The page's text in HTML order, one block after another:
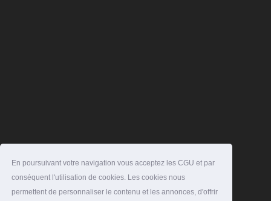
En poursuivant votre navigation vous acceptez les CGU et par
conséquent l'utilisation de cookies. Les cookies nous
permettent de personnaliser le contenu et les annonces, d'offrir